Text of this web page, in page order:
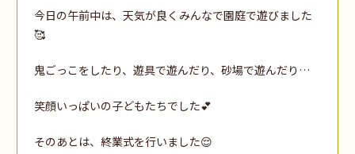
今日の午前中は、天気が良くみんなで園庭で遊びました
🥰
鬼ごっこをしたり、遊具で遊んだり、砂場で遊んだり…
笑顔いっぱいの子どもたちでした💕
そのあとは、終業式を行いました😌